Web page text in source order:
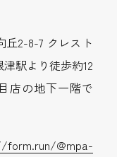
丘2-8-7 クレスト
駅より徒歩約12
店の地下一階で
@mpa-